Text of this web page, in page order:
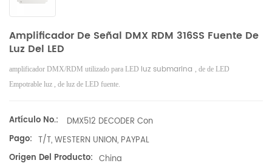
Amplificador De Señal DMX RDM 316SS Fuente De
Luz Del LED
amplificador DMX/RDM utilizado para LED luz submarina de de LED
Empotrable luz
de luz de LED fuente.
Artículo No.:
DMX512 DECODER Con
Pago: T/T, WESTERN UNION, PAYPAL
Origen Del Producto: China